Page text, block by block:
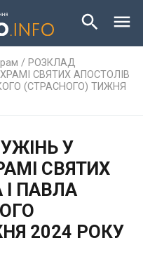
/ РОЗКЛАД
СВЯТИХ АПОСТОЛІВ
(СТРАСНОГО) ТИЖНЯ
У
СВЯТИХ
ПАВЛА
2024 РОКУ